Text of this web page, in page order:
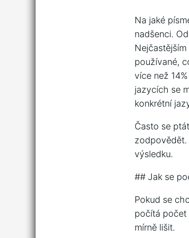
Na jaké
nadšenci.
používané,
více než
jazycích se
konkrétní
Často se
zodpovědět.
výsledku.
## Jak se
Pokud se
počítá počet
mírně lišit.